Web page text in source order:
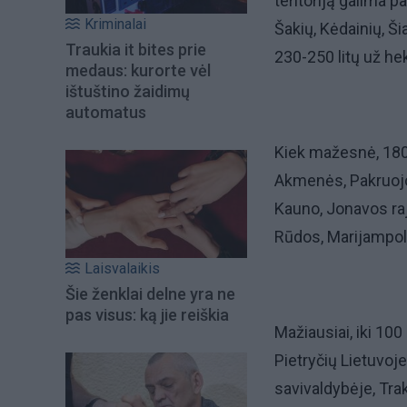
Kriminalai
Traukia it bites prie
medaus: kurorte vėl
ištuštino žaidimų
automatus
Laisvalaikis
Šie ženklai delne yra ne
pas visus: ką jie reiškia
Šakių, Kėdainių,
230-250 litų už
Kiek mažesnė,
Akmenės,
Kauno, Jonavos
Rūdos,
Mažiausiai, iki
Pietryčių
savivaldybėje,